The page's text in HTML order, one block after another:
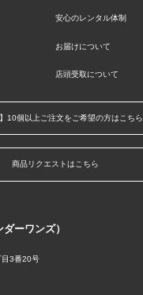
安心のレンタル体制
お届けについて
店頭受取について
】10個以上ご注文をご希望の方はこちら
商品リクエストはこちら
ーワンズ）
目3番20号